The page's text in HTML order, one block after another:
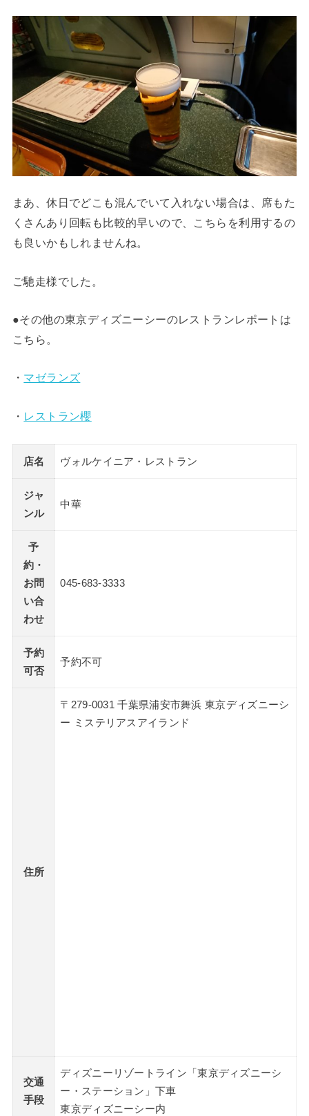
まあ、休日でどこも混んでいて入れない場合は、席もた
くさんあり回転も比較的早いので、こちらを利用するの
も良いかもしれませんね。
ご馳走様でした。
●その他の東京ディズニーシーのレストランレポートは
こちら。
・ マゼランズ
・ レストラン櫻
店名 ヴォルケイニア・レストラン
ジャ
ンル
中華
予
約・
お問
い合
わせ
045-683-3333
予約
可否
予約不可
住所
〒279-0031 千葉県浦安市舞浜 東京ディズニーシ
ー ミステリアスアイランド
交通
手段
ディズニーリゾートライン「東京ディズニーシ
ー・ステーション」下車
東京ディズニーシー内